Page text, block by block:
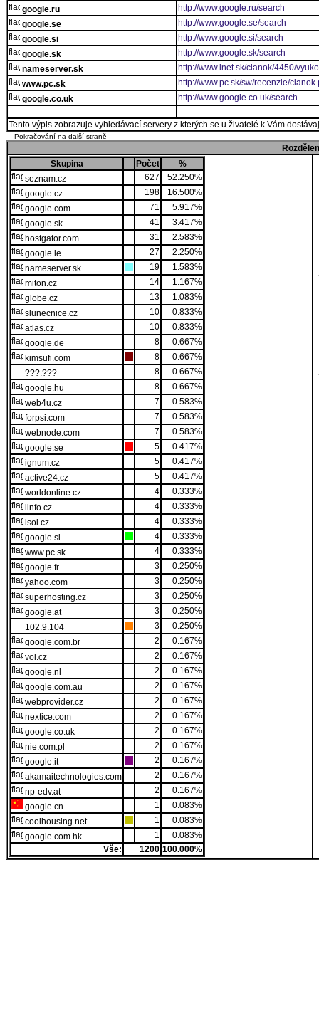
google.ru
http://www.google.ru/search
google.se
http://www.google.se/search
google.si
http://www.google.si/search
google.sk
http://www.google.sk/search
nameserver.sk
http://www.inet.sk/clanok/4450/
www.pc.sk
http://www.pc.sk/sw/recenzie/
google.co.uk
http://www.google.co.uk/search
Tento výpis zobrazuje vyhledávací servery z kterých se u živatelé k Vám
--- Pokračování na další straně ---
Skupina
Počet
%
seznam.cz
627
52.250%
google.cz
198
16.500%
google.com
71
5.917%
google.sk
41
3.417%
hostgator.com
31
2.583%
google.ie
27
2.250%
nameserver.sk
19
1.583%
miton.cz
14
1.167%
globe.cz
13
1.083%
slunecnice.cz
10
0.833%
atlas.cz
10
0.833%
google.de
8
0.667%
kimsufi.com
8
0.667%
???.???
8
0.667%
google.hu
8
0.667%
web4u.cz
7
0.583%
forpsi.com
7
0.583%
webnode.com
7
0.583%
google.se
5
0.417%
ignum.cz
5
0.417%
active24.cz
5
0.417%
worldonline.cz
4
0.333%
iinfo.cz
4
0.333%
isol.cz
4
0.333%
google.si
4
0.333%
www.pc.sk
4
0.333%
google.fr
3
0.250%
yahoo.com
3
0.250%
superhosting.cz
3
0.250%
google.at
3
0.250%
102.9.104
3
0.250%
google.com.br
2
0.167%
vol.cz
2
0.167%
google.nl
2
0.167%
google.com.au
2
0.167%
webprovider.cz
2
0.167%
nextice.com
2
0.167%
google.co.uk
2
0.167%
nie.com.pl
2
0.167%
google.it
2
0.167%
akamaitechnologies.com
2
0.167%
np-edv.at
2
0.167%
google.cn
1
0.083%
coolhousing.net
1
0.083%
google.com.hk
1
0.083%
Vše:
1200 100.000%